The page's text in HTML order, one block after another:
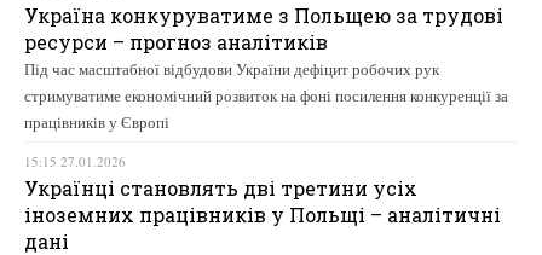
Україна конкуруватиме з Польщею за трудові
ресурси – прогноз аналітиків
Під час масштабної відбудови України дефіцит робочих рук
стримуватиме економічний розвиток на фоні посилення конкуренції за
працівників у Європі
15:15 27.01.2026
Українці становлять дві третини усіх
іноземних працівників у Польщі – аналітичні
дані